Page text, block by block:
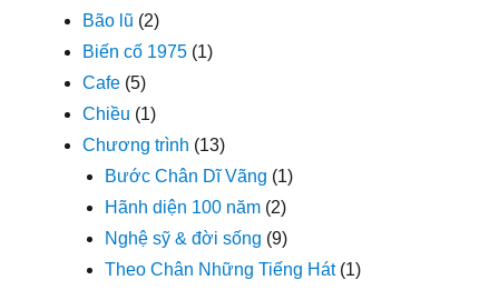
Bão lũ (2)
Biến cố 1975 (1)
Cafe (5)
Chiều (1)
Chương trình (13)
Bước Chân Dĩ Vãng (1)
Hãnh diện 100 năm (2)
Nghệ sỹ & đời sống (9)
Theo Chân Những Tiếng Hát(1)